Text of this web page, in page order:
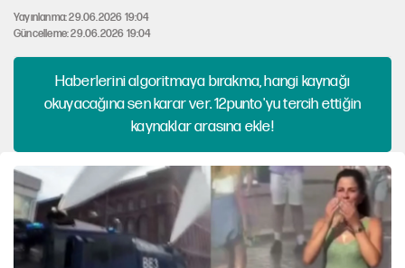
Yayınlanma: 29.06.2026 19:04
Güncelleme: 29.06.2026 19:04
Haberlerini algoritmaya bırakma, hangi kaynağı
okuyacağına sen karar ver. 12punto'yu tercih ettiğin
kaynaklar arasına ekle!